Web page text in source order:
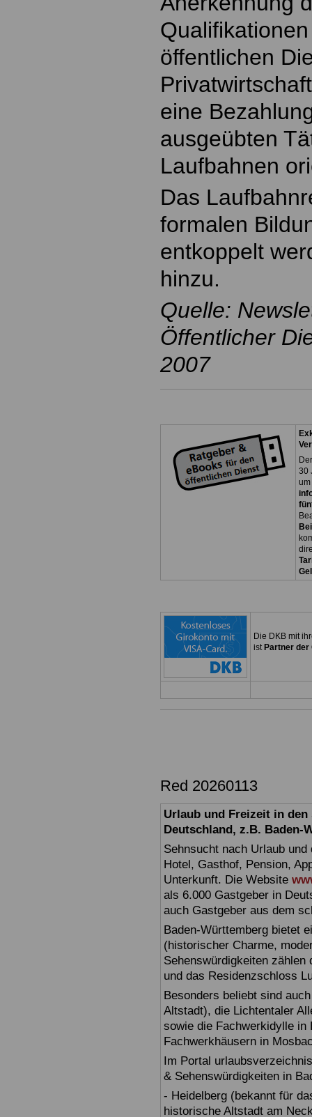
öffentlichen
eine
ausgeübten
Laufbahnen
Das
formalen
entkoppelt
hinzu.
Quelle:
Öffentlicher
2007
30
Die DKB mit
ist Partner der
Red 20260113
Urlaub und Freizeit in
Deutschland, z.B. Baden-
Sehnsucht nach Urlaub
Hotel, Gasthof, Pension,
Unterkunft. Die Website
als 6.000 Gastgeber in
auch Gastgeber aus dem
Baden-Württemberg bietet
(historischer Charme,
Sehenswürdigkeiten
und das Residenzschloss
Besonders beliebt sind
Altstadt), die Lichtentaler
sowie die Fachwerkidylle in
Fachwerkhäusern in
Im Portal
& Sehenswürdigkeiten in
- Heidelberg (bekannt für
historische Altstadt am